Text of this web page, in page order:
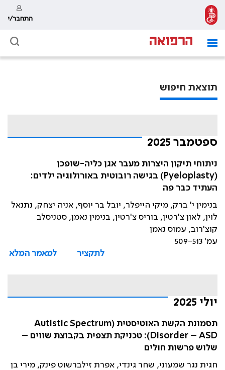
התחבר/י
תוצאת חיפוש
ספטמבר 2025
ניתוחי תיקון היצרות מעבר אגן כליה-שופכן
(Pyeloplasty) בגישה רובוטית באורולוגיה ילדים:
העתיד כבר פה
בנימין י' ברק, מיקי הייפלר, יובל בר יוסף, אניה יצחק, נתנאל
לוין, לאון צ'רטין, בוריס צ'רטין, בנימין נאמן, סטניסלב
קוצ'רוב, עמוס נאמן
עמ' 509-513
לתקציר
למאמר המלא
יולי 2025
תסמונת הקשת האוטיסטית (Autistic Spectrum
Disorder – ASD): טכניקת תצפית בקבוצת שווים –
שלוש פרשות חולים
חגית נגר שמעוני, שחר גינדי, אפרת זילברשוט פינק, מירי בן